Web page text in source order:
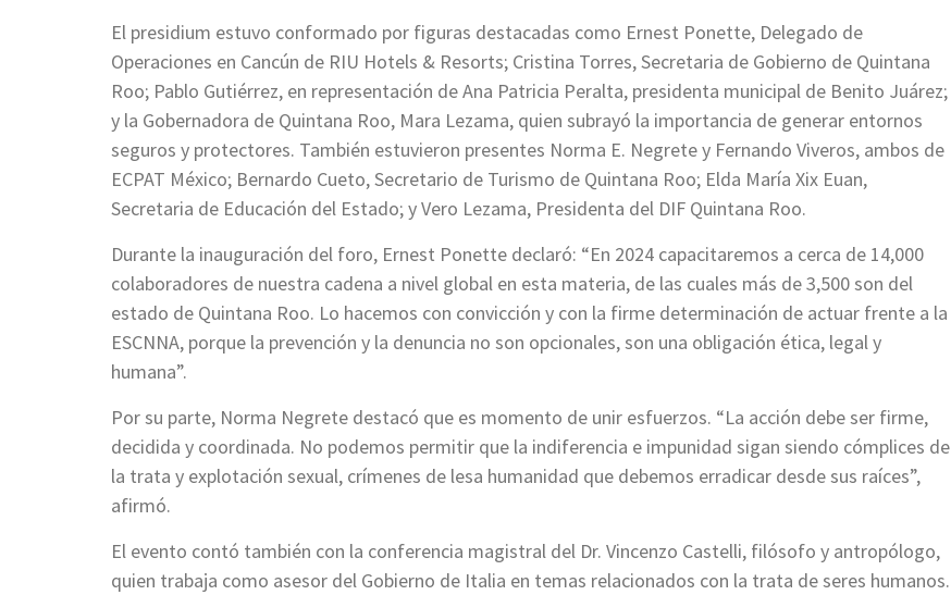
El presidium estuvo conformado por figuras destacadas como Ernest Ponette, Delegado de
Operaciones en Cancún de RIU Hotels & Resorts; Cristina Torres, Secretaria de Gobierno de Quintana
Roo; Pablo Gutiérrez, en representación de Ana Patricia Peralta, presidenta municipal de Benito Juárez;
y la Gobernadora de Quintana Roo, Mara Lezama, quien subrayó la importancia de generar entornos
seguros y protectores. También estuvieron presentes Norma E. Negrete y Fernando Viveros, ambos de
ECPAT México; Bernardo Cueto, Secretario de Turismo de Quintana Roo; Elda María Xix Euan,
Secretaria de Educación del Estado; y Vero Lezama, Presidenta del DIF Quintana Roo.
Durante la inauguración del foro, Ernest Ponette declaró: “En 2024 capacitaremos a cerca de 14,000
colaboradores de nuestra cadena a nivel global en esta materia, de las cuales más de 3,500 son del
estado de Quintana Roo. Lo hacemos con convicción y con la firme determinación de actuar frente a la
ESCNNA, porque la prevención y la denuncia no son opcionales, son una obligación ética, legal y
humana”.
Por su parte, Norma Negrete destacó que es momento de unir esfuerzos. “La acción debe ser firme,
decidida y coordinada. No podemos permitir que la indiferencia e impunidad sigan siendo cómplices de
la trata y explotación sexual, crímenes de lesa humanidad que debemos erradicar desde sus raíces”,
afirmó.
El evento contó también con la conferencia magistral del Dr. Vincenzo Castelli, filósofo y antropólogo,
quien trabaja como asesor del Gobierno de Italia en temas relacionados con la trata de seres humanos.